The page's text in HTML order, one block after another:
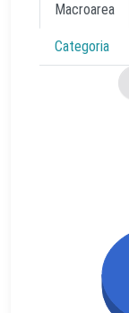
Macroarea
Categoria